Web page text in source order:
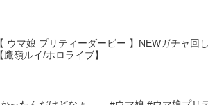
【 ウマ娘 プリティーダービー 】NEWガチャ回
【鷹嶺ルイ/ホロライブ】